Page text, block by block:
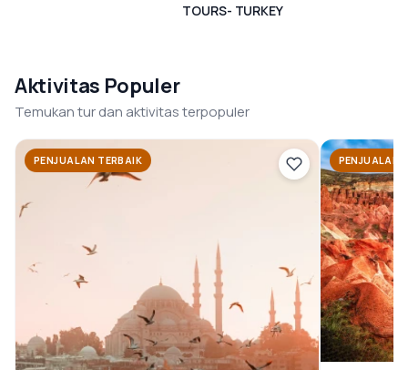
TOURS- TURKEY
Aktivitas Populer
Temukan tur dan aktivitas terpopuler
PENJUALAN TERBAIK PENJUALAN